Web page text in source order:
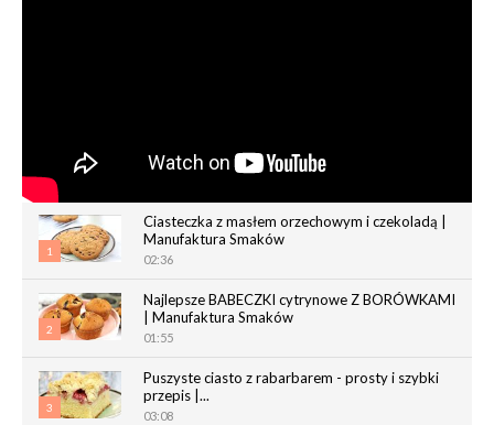
1
Ciasteczka z masłem orzechowym i czekoladą |
Manufaktura Smaków
02:36
2
Najlepsze BABECZKI cytrynowe Z BORÓWKAMI
| Manufaktura Smaków
01:55
3
Puszyste ciasto z rabarbarem - prosty i szybki
przepis |...
03:08